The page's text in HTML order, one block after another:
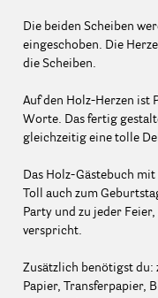
Die beiden Scheiben
eingeschoben. Die
die Scheiben.
Auf den Holz-Herzen ist
Worte. Das fertig
gleichzeitig eine tolle
Das Holz-Gästebuch
Toll auch zum
Party und zu jeder
verspricht.
Zusätzlich benötigst du:
Papier, Transferpapier,